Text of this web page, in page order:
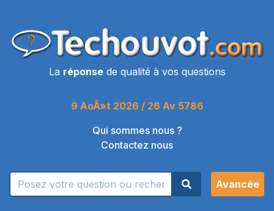
La réponsede qualité à vos questions
9 AoÃ»t 2026 / 26 Av 5786
Qui sommes nous ?
Contactez nous
Avancée